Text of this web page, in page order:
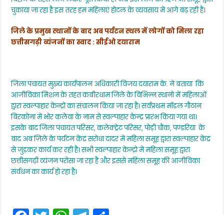
चुकाया जा रहा है इस तरह हम महिलाएं होटल के व्यवसाय में आगे बढ़ रहीं है।
जिले के प्रमुख स्थानों के बाद अब पर्यटन स्थल में लोगों को मिला रहा
छत्तीसगढ़ी व्यंजनों का स्वाद : सीईओ दयाराम
जिला पंचायत मुख्य कार्यपालन अधिकारी विजय दयाराम के. ने बताया कि
आजीविका मिशन के तहत कबीरधाम जिले के विभिन्न स्थानो में महिलाओं
द्वारा स्वल्पाहार केन्द्रों का संचालन किया जा रहा है। सर्वप्रथम मॉडल गौठान
बिरकोना में भोर कलेवा के नाम से स्वल्पाहार केन्द्र प्रारंभ किया गया था।
इसके बाद जिला पंचायत परिसर, कलेक्ट्रेट परिसर, पोड़ी चौक, पण्डरिया के
बाद अब ज़िले के पर्यटन केंद्र सरोधा दादर में महिला समूह द्वारा स्वल्पाहार केंद्र
से जुड़कर कार्य कर रहीं है। सभी स्वल्पाहार केन्द्रो में महिला समूह द्वारा
छत्तीसगढ़ी व्यंजन परोसा जा रहा है और इससे महिला समूह की आजीविका
संर्वधन का कार्य हो रहा है।